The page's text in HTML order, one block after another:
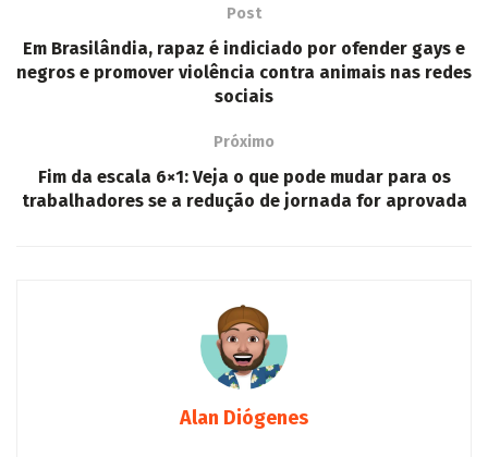
Post
Em Brasilândia, rapaz é indiciado por ofender gays e
negros e promover violência contra animais nas redes
sociais
Próximo
Fim da escala 6×1: Veja o que pode mudar para os
trabalhadores se a redução de jornada for aprovada
Alan Diógenes